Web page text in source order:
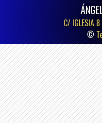
C/ IGLESIA
©